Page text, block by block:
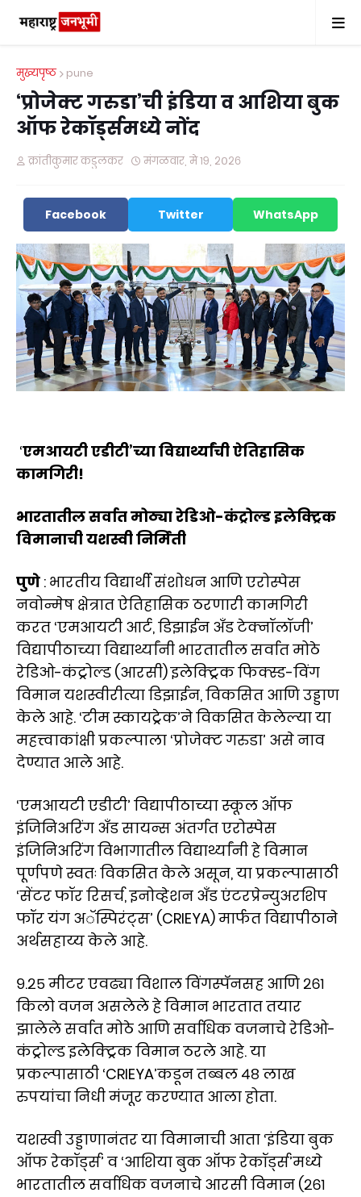
मुख्यपृष्ठ pune
‘प्रोजेक्ट गरुडा’ची इंडिया व आशिया बुक
ऑफ रेकॉर्ड्समध्ये नोंद
क्रांतीकुमार कडुलकर मंगळवार, मे १९, २०२६
Facebook Twitter WhatsApp
‘एमआयटी एडीटी’च्या विद्यार्थ्यांची ऐतिहासिक
कामगिरी!
भारतातील सर्वात मोठ्या रेडिओ-कंट्रोल्ड इलेक्ट्रिक
विमानाची यशस्वी निर्मिती
पुणे : भारतीय विद्यार्थी संशोधन आणि एरोस्पेस
नवोन्मेष क्षेत्रात ऐतिहासिक ठरणारी कामगिरी
करत ‘एमआयटी आर्ट, डिझाईन अँड टेक्नॉलॉजी’
विद्यापीठाच्या विद्यार्थ्यांनी भारतातील सर्वात मोठे
रेडिओ-कंट्रोल्ड (आरसी) इलेक्ट्रिक फिक्स्ड-विंग
विमान यशस्वीरीत्या डिझाईन, विकसित आणि उड्डाण
केले आहे. ‘टीम स्कायट्रेक’ने विकसित केलेल्या या
महत्त्वाकांक्षी प्रकल्पाला ‘प्रोजेक्ट गरुडा’ असे नाव
देण्यात आले आहे.
‘एमआयटी एडीटी’ विद्यापीठाच्या स्कूल ऑफ
इंजिनिअरिंग अँड सायन्स अंतर्गत एरोस्पेस
इंजिनिअरिंग विभागातील विद्यार्थ्यांनी हे विमान
पूर्णपणे स्वतः विकसित केले असून, या प्रकल्पासाठी
‘सेंटर फॉर रिसर्च, इनोव्हेशन अँड एंटरप्रेन्युअरशिप
फॉर यंग अॅस्पिरंट्स’ (CRIEYA) मार्फत विद्यापीठाने
अर्थसहाय्य केले आहे.
९.२५ मीटर एवढ्या विशाल विंगस्पॅनसह आणि २६१
किलो वजन असलेले हे विमान भारतात तयार
झालेले सर्वात मोठे आणि सर्वाधिक वजनाचे रेडिओ-
कंट्रोल्ड इलेक्ट्रिक विमान ठरले आहे. या
प्रकल्पासाठी ‘CRIEYA’कडून तब्बल ४८ लाख
रुपयांचा निधी मंजूर करण्यात आला होता.
यशस्वी उड्डाणानंतर या विमानाची आता ‘इंडिया बुक
ऑफ रेकॉर्ड्स’ व ‘आशिया बुक ऑफ रेकॉर्ड्स’मध्ये
भारतातील सर्वाधिक वजनाचे आरसी विमान (२६१